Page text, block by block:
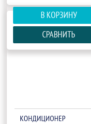
В КОРЗИНУ
СРАВНИТЬ
КОНДИЦИОНЕР